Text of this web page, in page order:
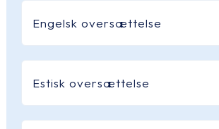
Engelsk oversættelse
Estisk oversættelse